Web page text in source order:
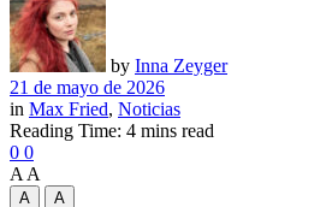
by Inna Zeyger
21 de mayo de 2026
in Max Fried, Noticias
Reading Time: 4 mins read
0 0
A A
A
A